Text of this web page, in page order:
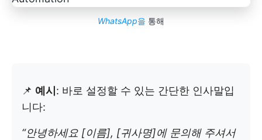
WhatsApp을 통해
📌 예시 : 바로 설정할 수 있는 간단한 인사말입
니다:
“안녕하세요 [이름], [귀사명]에 문의해 주셔서